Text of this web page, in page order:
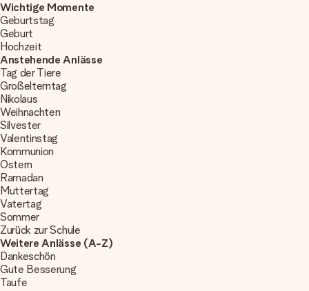
Wichtige Momente
Geburtstag
Geburt
Hochzeit
Anstehende Anlässe
Tag der Tiere
Großelterntag
Nikolaus
Weihnachten
Silvester
Valentinstag
Kommunion
Ostern
Ramadan
Muttertag
Vatertag
Sommer
Zurück zur Schule
Weitere Anlässe (A-Z)
Dankeschön
Gute Besserung
Taufe